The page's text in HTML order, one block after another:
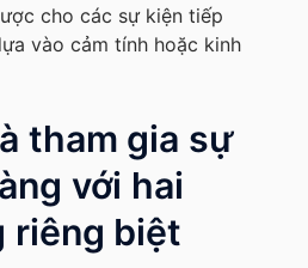
cho các sự kiện tiếp
vào cảm tính hoặc kinh
tham gia sự
với hai
riêng biệt